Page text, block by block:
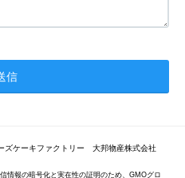
ズケーキファクトリー 大邦物産株式会社
情報の暗号化と実在性の証明のため、GMOグロ